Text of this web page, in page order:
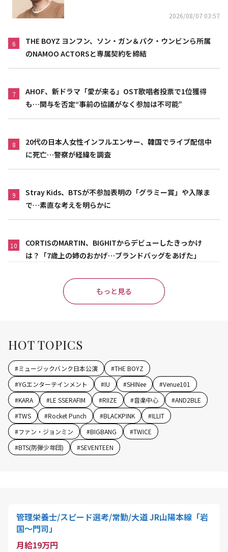
2026/08/07 03:57
6
THE BOYZ ヨンフン、ソン・ガン＆パク・ウンビンら所属
のNAMOO ACTORSと専属契約を締結
7
AHOF、新ドラマ「愛が来る」OST歌唱者投票で1位獲得
も…関与を否定“事前の協議がなく参加は不可能”
8
20代の日本人女性インフルエンサー、韓国でライブ配信中
に死亡…警察が経緯を調査
9
Stray Kids、BTSが不参加表明の「グラミー賞」や入隊ま
で…素直な考えを明らかに
10
CORTISのMARTIN、BIGHITからデビューしたきっかけ
は？「7歳上の姉のおかげ…ブランドバッグをあげた」
もっと見る
HOT TOPICS
#ミュージックバンク日本公演 #THE BOYZ
#YGエンターテインメント #IU #SHINee #Venue101
#KARA #LE SSERAFIM #RIIZE #音楽中心 #AND2BLE
#TWS #Rocket Punch #BLACKPINK #ILLIT
#ファン・ジョンミン #BIGBANG #TWICE
#BTS(防弾少年団) #SEVENTEEN
管理栄養士/スピード選考/常勤/大道 JR山陽本線「岩
国～門司」
月給19万円